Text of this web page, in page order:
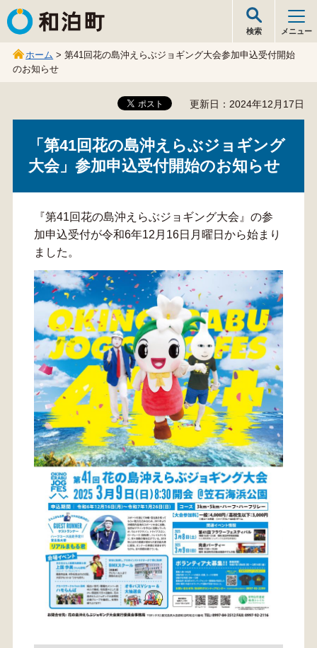
和泊町
検索 メニュー
ホーム > 第41回花の島沖えらぶジョギング大会参加申込受付開始
のお知らせ
更新日：2024年12月17日
「第41回花の島沖えらぶジョギング
大会」参加申込受付開始のお知らせ
『第41回花の島沖えらぶジョギング大会』の参
加申込受付が令和6年12月16日月曜日から始まり
ました。